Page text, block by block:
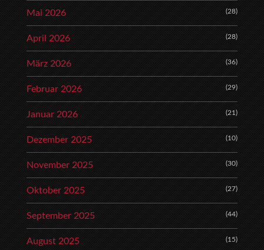
Mai 2026 (28)
April 2026 (28)
März 2026 (36)
Februar 2026 (29)
Januar 2026 (21)
Dezember 2025 (10)
November 2025 (30)
Oktober 2025 (27)
September 2025 (44)
August 2025 (15)